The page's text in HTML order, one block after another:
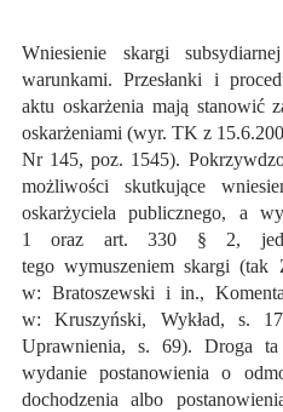
Wniesienie skargi
warunkami. Przesłanki i
aktu oskarżenia mają stanowić
oskarżeniami (wyr. TK z
Nr 145, poz. 1545).
możliwości skutkujące
oskarżyciela publicznego, a
1 oraz art. 330 § 2,
tego wymuszeniem skargi
w: Bratoszewski i in.,
w: Kruszyński, Wykład, s.
Uprawnienia, s. 69). Droga ta
wydanie postanowienia o
dochodzenia albo